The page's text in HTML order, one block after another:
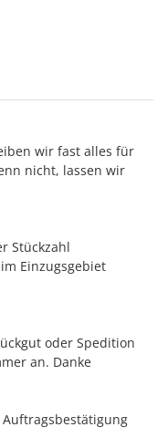
wir fast alles für
nicht, lassen wir
Stückzahl
Einzugsgebiet
oder Spedition
an. Danke